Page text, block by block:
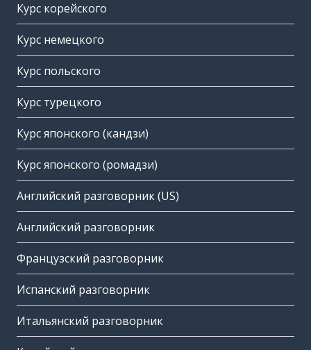
Курс корейского
Курс немецкого
Курс польского
Курс турецкого
Курс японского (кандзи)
Курс японского (ромадзи)
Английский разговорник (US)
Английский разговорник
Французский разговорник
Испанский разговорник
Итальянский разговорник